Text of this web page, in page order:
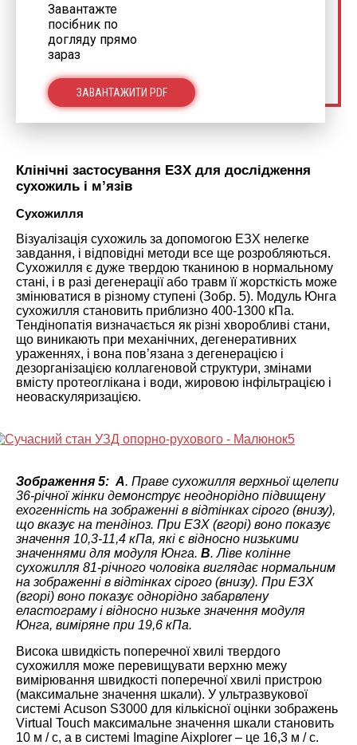
Завантажте
посібник по
догляду прямо
зараз
ЗАВАНТАЖИТИ PDF
Клінічні застосування ЕЗХ для дослідження
сухожиль і м’язів
Сухожилля
Візуалізація сухожиль за допомогою ЕЗХ нелегке
завдання, і відповідні методи все ще розробляються.
Сухожилля є дуже твердою тканиною в нормальному
стані, і в разі дегенерації або травм її жорсткість може
змінюватися в різному ступені (Зобр. 5). Модуль Юнга
сухожилля становить приблизно 400-1300 кПа.
Тендінопатія визначається як різні хворобливі стани,
що виникають при механічних, дегенеративних
ураженнях, і вона пов’язана з дегенерацією і
дезорганізацією коллагеновой структури, змінами
вмісту протеоглікана і води, жировою інфільтрацією і
неоваскуляризацією.
Зображення 5: A. Праве сухожилля верхньої щелепи
36-річної жінки демонструє неоднорідно підвищену
ехогенність на зображенні в відтінках сірого (внизу),
що вказує на тендіноз. При ЕЗХ (вгорі) воно показує
значення 10,3-11,4 кПа, які є відносно низькими
значеннями для модуля Юнга. B. Ліве колінне
сухожилля 81-річного чоловіка виглядає нормальним
на зображенні в відтінках сірого (внизу). При ЕЗХ
(вгорі) воно показує однорідно забарвлену
еластограму і відносно низьке значення модуля
Юнга, виміряне при 19,6 кПа.
Висока швидкість поперечної хвилі твердого
сухожилля може перевищувати верхню межу
вимірювання швидкості поперечної хвилі пристрою
(максимальне значення шкали). У ультразвукової
системі Acuson S3000 для кількісної оцінки зображень
Virtual Touch максимальне значення шкали становить
10 м / с, а в системі Imagine Aixplorer – це 16,3 м / с.